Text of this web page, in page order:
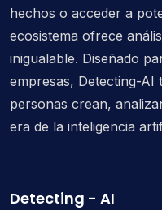
hechos o acceder a
ecosistema ofrece
inigualable. Diseñado
empresas, Detecting-
personas crean,
era de la inteligencia
Detecting - AI